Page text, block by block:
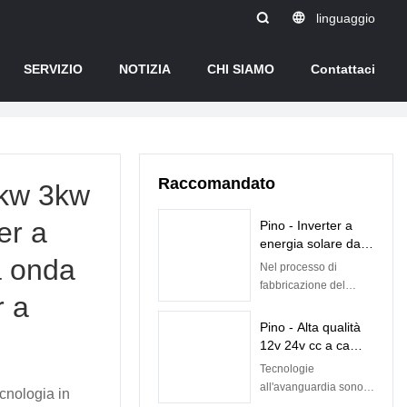
linguaggio
SERVIZIO NOTIZIA CHI SIAMO
Contattaci
3kw
a
onda
a
in
Raccomandato
Pino - Inverter a
energia solare da
2000 W da 12 V CC
a 220 V CA con
Nel processo di
fabbricazione del
necessariamente
utilizzate tecnologie di
applicazione del
prodotto è stato
Pino - Alta qualità
12v 24v cc a ca
110v 220v inverter
a onda sinusoidale
Tecnologie
all'avanguardia sono